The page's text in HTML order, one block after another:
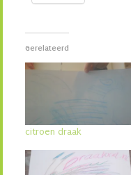
Gerelateerd
citroen draak